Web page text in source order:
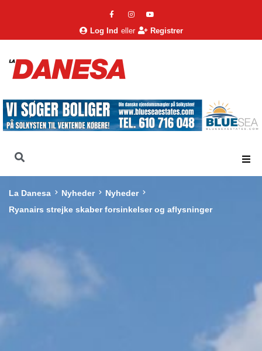
Log Ind eller Registrer
La Danesa Nyheder
Nyheder
Ryanairs strejke skaber forsinkelser og aflysninger